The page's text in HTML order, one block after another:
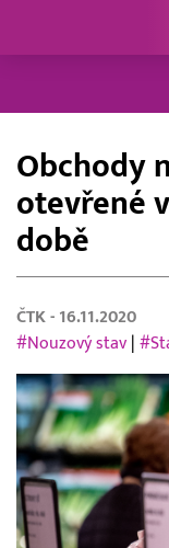
Obchody
otevřené
době
ČTK - 16.11.2020
#Nouzový stav